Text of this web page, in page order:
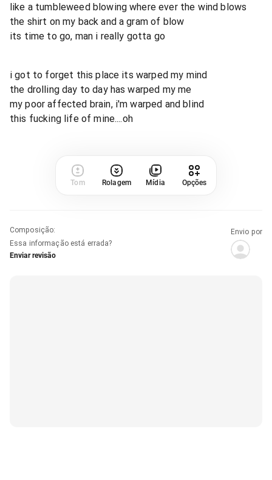
like a tumbleweed blowing where ever the wind blows
the shirt on my back and a gram of blow
its time to go, man i really gotta go
i got to forget this place its warped my mind
the drolling day to day has warped my me
my poor affected brain, i'm warped and blind
this fucking life of mine....oh
Tom Rolagem Mídia Opções
Composição:
Essa informação está errada?
Enviar revisão
Envio por